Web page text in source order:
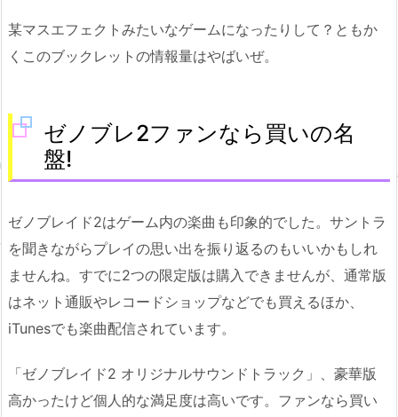
某マスエフェクトみたいなゲームになったりして？ともか
くこのブックレットの情報量はやばいぜ。
ゼノブレ2ファンなら買いの名
盤!
ゼノブレイド2はゲーム内の楽曲も印象的でした。サントラ
を聞きながらプレイの思い出を振り返るのもいいかもしれ
ませんね。すでに2つの限定版は購入できませんが、通常版
はネット通販やレコードショップなどでも買えるほか、
iTunesでも楽曲配信されています。
「ゼノブレイド2 オリジナルサウンドトラック」、 豪華版
高かったけど個人的な満足度は高いです。 ファンなら買い